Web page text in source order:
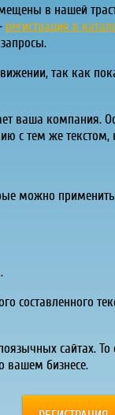
в нашей
регистрация в
так как
ваша компания.
с тем же
можно
составленного
сайтах.
вашем бизнесе.